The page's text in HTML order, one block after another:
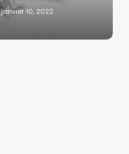
janvier 10, 2022